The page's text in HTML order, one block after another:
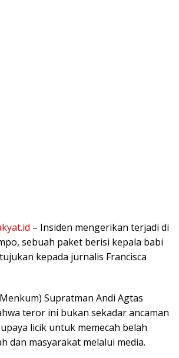
– Insiden mengerikan terjadi di
sebuah paket berisi kepala babi
kepada jurnalis Francisca
Supratman Andi Agtas
teror ini bukan sekadar ancaman
licik untuk memecah belah
dan masyarakat melalui media.